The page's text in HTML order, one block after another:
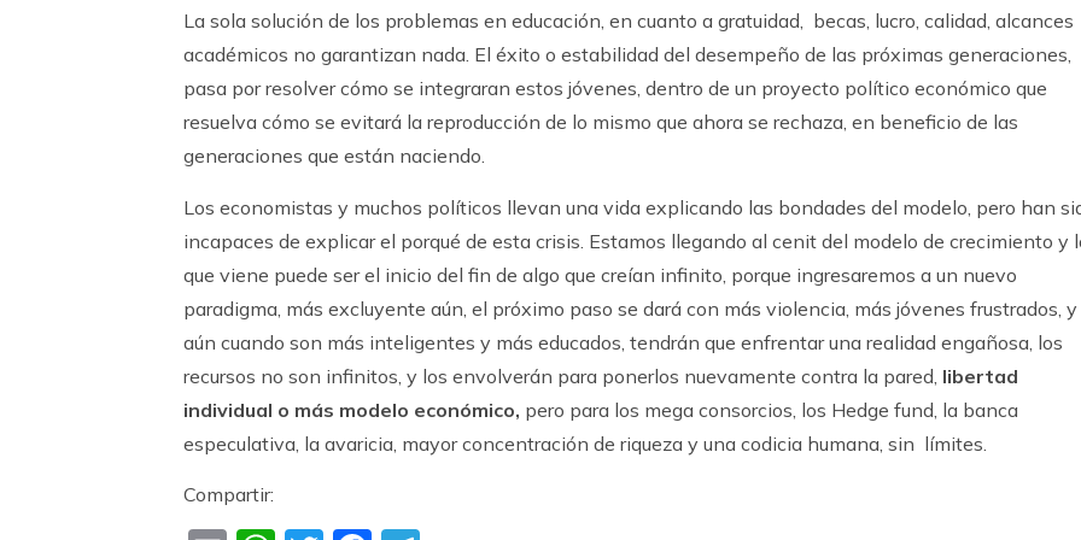
La sola solución de los problemas en educación, en cuanto a gratuidad, becas, lucro, calidad, alcances
académicos no garantizan nada. El éxito o estabilidad del desempeño de las próximas generaciones,
pasa por resolver cómo se integraran estos jóvenes, dentro de un proyecto político económico que
resuelva cómo se evitará la reproducción de lo mismo que ahora se rechaza, en beneficio de las
generaciones que están naciendo.
Los economistas y muchos políticos llevan una vida explicando las bondades del modelo, pero han
incapaces de explicar el porqué de esta crisis. Estamos llegando al cenit del modelo de crecimiento y
que viene puede ser el inicio del fin de algo que creían infinito, porque ingresaremos a un nuevo
paradigma, más excluyente aún, el próximo paso se dará con más violencia, más jóvenes frustrados, y
aún cuando son más inteligentes y más educados, tendrán que enfrentar una realidad engañosa, los
recursos no son infinitos, y los envolverán para ponerlos nuevamente contra la pared, libertad
individual o más modelo económico, pero para los mega consorcios, los Hedge fund, la banca
especulativa, la avaricia, mayor concentración de riqueza y una codicia humana, sin límites.
Compartir: